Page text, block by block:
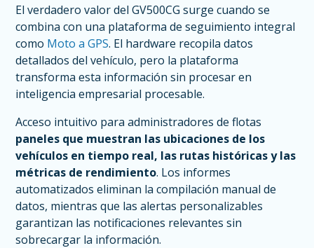
El verdadero valor del GV500CG surge cuando se
combina con una plataforma de seguimiento integral
como Moto a GPS. El hardware recopila datos
detallados del vehículo, pero la plataforma
transforma esta información sin procesar en
inteligencia empresarial procesable.
Acceso intuitivo para administradores de flotas
paneles que muestran las ubicaciones de los
vehículos en tiempo real, las rutas históricas y las
métricas de rendimiento. Los informes
automatizados eliminan la compilación manual de
datos, mientras que las alertas personalizables
garantizan las notificaciones relevantes sin
sobrecargar la información.